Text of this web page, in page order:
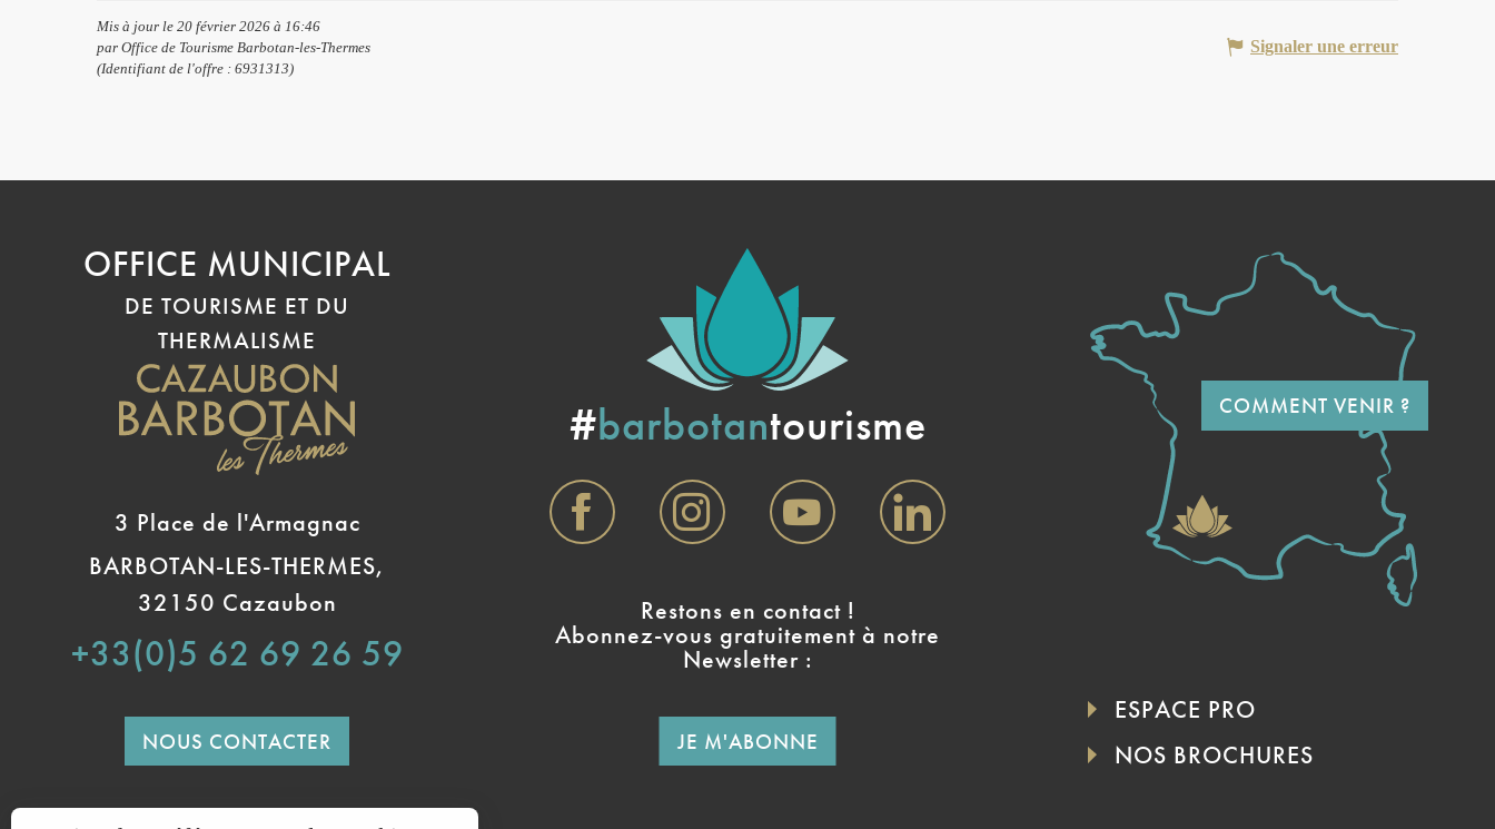
Mis à jour le 20 février 2026 à 16:46
par Office de Tourisme Barbotan-les-Thermes
(Identifiant de l'offre : 6931313)
Signaler une erreur
OFFICE MUNICIPAL
DE TOURISME ET DU
THERMALISME
3 Place de l'Armagnac
BARBOTAN-LES-THERMES,
32150 Cazaubon
+33(0)5 62 69 26 59
NOUS CONTACTER
#barbotantourisme
Restons en contact !
Abonnez-vous gratuitement à notre
Newsletter :
JE M'ABONNE
COMMENT VENIR ?
ESPACE PRO
NOS BROCHURES